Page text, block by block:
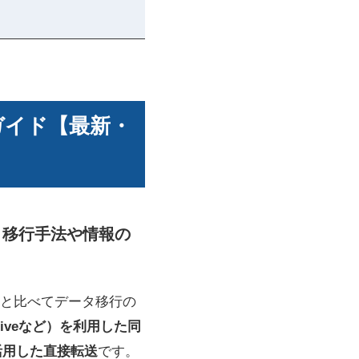
ド【最新・
行手法や情報の
比べてデータ移行の
など）を利用した同
した直接転送です。